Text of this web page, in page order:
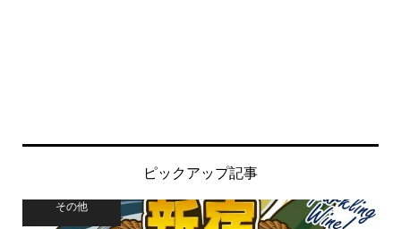
ピックアップ記事
その他